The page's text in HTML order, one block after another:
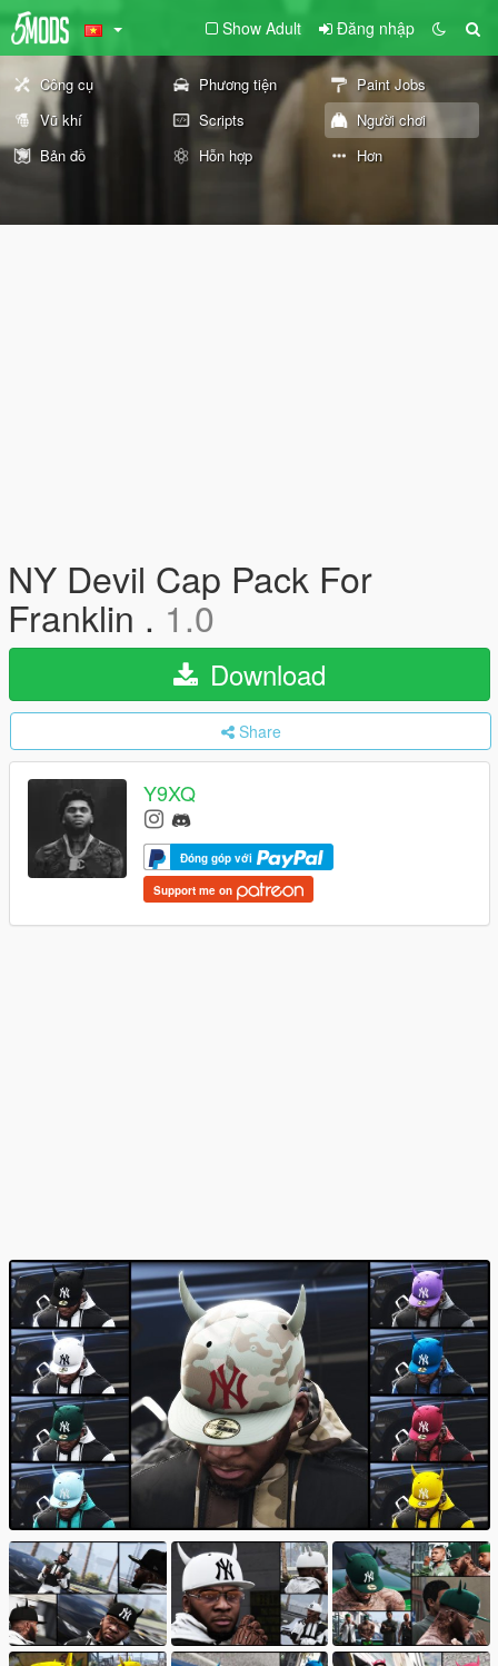
Show Adult Đăng nhập
Công cụ Phương tiện
Paint Jobs
Vũ khí
Scripts
Người chơi
Bản đồ
Hỗn hợp Hơn
NY Devil Cap Pack For
Franklin . 1.0
Download
Share
Y9XQ
Đóng góp với
Support me on